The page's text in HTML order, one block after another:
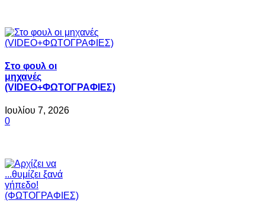
Στο φουλ οι
μηχανές
(VIDEO+ΦΩΤΟΓΡΑΦΙΕΣ)
Ιουλίου 7, 2026
0